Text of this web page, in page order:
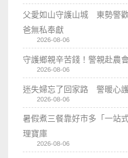
父愛如山守護山城 東勢警
爸無私奉獻
2026-08-06
守護鄉親辛苦錢！警親赴農
2026-08-06
迷失婦忘了回家路 警暖心
2026-08-06
暑假煮三餐靠好市多「一站
理寶庫
2026-08-06